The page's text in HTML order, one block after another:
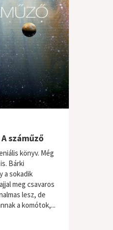
száműző
könyv. Még
Bárki
a sokadik
meg csavaros
lesz, de
a komótok,...